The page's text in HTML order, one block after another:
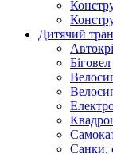
Дитячий
Біговел
Санки,